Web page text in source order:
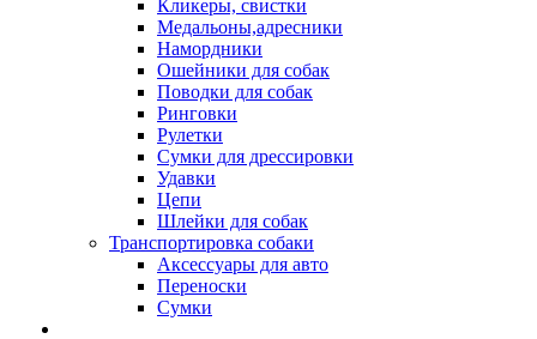
Кликеры, свистки
Медальоны,адресники
Намордники
Ошейники для собак
Поводки для собак
Ринговки
Рулетки
Сумки для дрессировки
Удавки
Цепи
Шлейки для собак
Транспортировка собаки
Аксессуары для авто
Переноски
Сумки